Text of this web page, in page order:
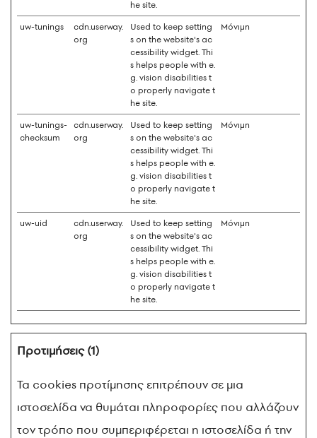
he site.
uw-tunings
cdn.userway.
org
Used to keep setting
s on the website's ac
cessibility widget. Thi
s helps people with e.
g. vision disabilities t
o properly navigate t
he site.
Μόνιμη
uw-tunings-
checksum
cdn.userway.
org
Used to keep setting
s on the website's ac
cessibility widget. Thi
s helps people with e.
g. vision disabilities t
o properly navigate t
he site.
Μόνιμη
uw-uid
cdn.userway.
org
Used to keep setting
s on the website's ac
cessibility widget. Thi
s helps people with e.
g. vision disabilities t
o properly navigate t
he site.
Μόνιμη
Προτιμήσεις (1)
Τα cookies προτίμησης επιτρέπουν σε μια
ιστοσελίδα να θυμάται πληροφορίες που αλλάζουν
τον τρόπο που συμπεριφέρεται η ιστοσελίδα ή την